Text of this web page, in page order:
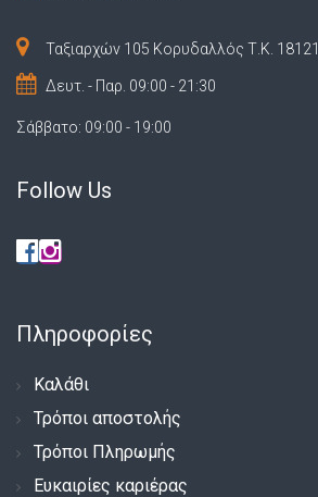
Ταξιαρχών 105 Κορυδαλλός Τ.Κ. 18121
Δευτ. - Παρ. 09:00 - 21:30
Σάββατο: 09:00 - 19:00
Follow Us
Πληροφορίες
Καλάθι
Τρόποι αποστολής
Τρόποι Πληρωμής
Ευκαιρίες καριέρας